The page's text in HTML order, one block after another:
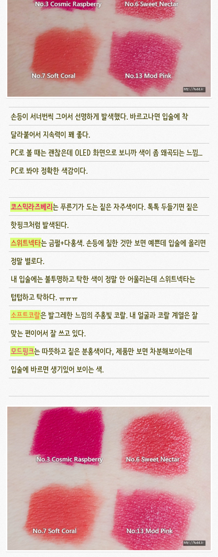
손등이 서너번씩 그어서 선명하게 발색했다. 바르고나면 입술에 착
달라붙어서 지속력이 꽤 좋다.
PC로 볼 때는 괜찮은데 OLED 화면으로 보니까 색이 좀 왜곡되는 느낌...
PC로 봐야 정확한 색감이다.
코스믹라즈베리는 푸른기가 도는 짙은 자주색이다. 톡톡 두들기면 짙은
핫핑크처럼 발색된다.
스위트넥타는 금펄+다홍색. 손등에 칠한 것만 보면 예쁜데 입술에 올리면
정말 별로다.
내 입술에는 불투명하고 탁한 색이 정말 안 어울리는데 스위트넥타는
텁텁하고 탁하다. ㅠㅠㅠ
소프트코랄은 발그레한 느낌의 주홍빛 코랄. 내 얼굴과 코랄 계열은 잘
맞는 편이어서 잘 쓰고 있다.
모드핑크는 따뜻하고 짙은 분홍색이다, 제품만 보면 차분해보이는데
입술에 바르면 생기있어 보이는 색.